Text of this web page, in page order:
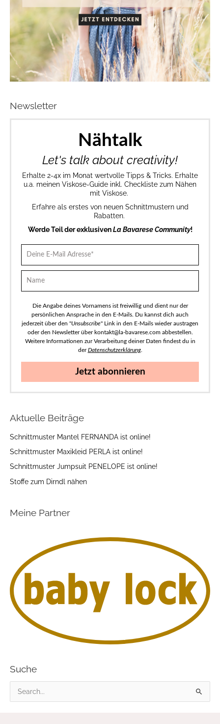
Newsletter
Nähtalk
Let's talk about creativity!
Erhalte 2-4x im Monat wertvolle Tipps & Tricks. Erhalte
u.a. meinen Viskose-Guide inkl. Checkliste zum Nähen
mit Viskose.
Erfahre als erstes von neuen Schnittmustern und
Rabatten.
Werde Teil der exklusivenLa Bavarese Community!
Die Angabe deines Vornamens ist freiwillig und dient nur der
persönlichen Ansprache in den E-Mails. Du kannst dich auch
jederzeit über den "Unsubscribe" Link in den E-Mails wieder austragen
oder den Newsletter über kontakt@la-bavarese.com abbestellen.
Weitere Informationen zur Verarbeitung deiner Daten findest du in
derDatenschutzerklärung.
Jetzt abonnieren
Aktuelle Beiträge
Schnittmuster Mantel FERNANDA ist online!
Schnittmuster Maxikleid PERLA ist online!
Schnittmuster Jumpsuit PENELOPE ist online!
Stoffe zum Dirndl nähen
Meine Partner
Suche